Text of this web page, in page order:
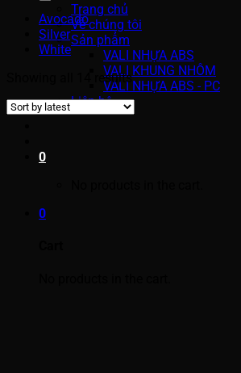
Trang chủ
Về chúng tôi
Sản phẩm
VALI NHỰA ABS
VALI KHUNG NHÔM
VALI NHỰA ABS - PC
Liên hệ
0
0
Avocado
Silver
White
Showing all 14 results